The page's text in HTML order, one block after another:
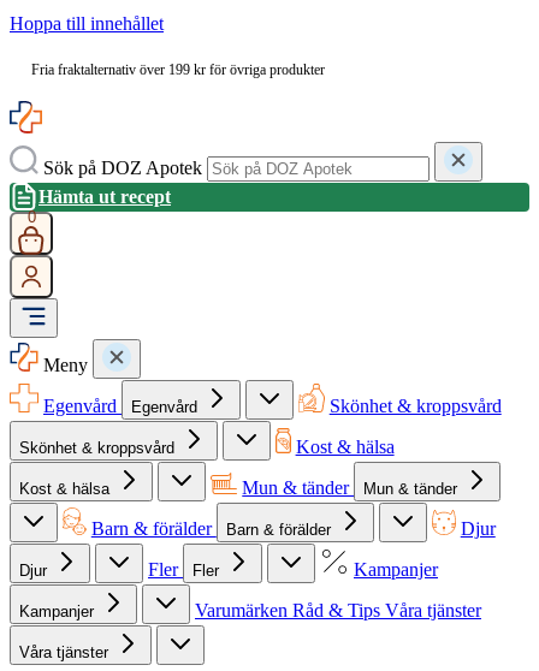
Hoppa till innehållet
Fria fraktalternativ över 199 kr för övriga produkter
Sök på DOZ Apotek
Hämta ut recept
0
Meny
Egenvård
Egenvård Skönhet & kroppsvård
Skönhet & kroppsvård Kost & hälsa
Kost & hälsa Mun & tänder Mun & tänder
Barn & förälder Barn & förälder Djur
Djur Fler Fler Kampanjer
Kampanjer Varumärken Råd & Tips Våra tjänster
Våra tjänster